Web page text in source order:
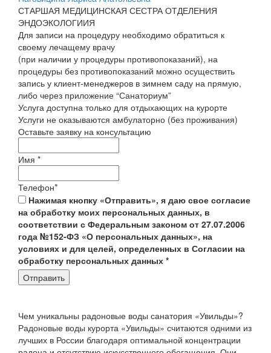
СТАРШАЯ МЕДИЦИНСКАЯ СЕСТРА ОТДЕЛЕНИЯ
ЭНДОЭКОЛОГИИЯ
Для записи на процедуру необходимо обратиться к
своему лечащему врачу
(при наличии у процедуры противопоказаний), на
процедуры без противопоказаний можно осуществить
запись у клиент-менеджеров в зимнем саду на прямую,
либо через приложение “Санаториум”
Услуга доступна только для отдыхающих на курорте
Услуги не оказываются амбулаторно (без проживания)
Оставьте заявку на консультацию
Имя *
Телефон*
Нажимая кнопку «Отправить», я даю свое согласие
на обработку моих персональных данных, в
соответствии с Федеральным законом от 27.07.2006
года №152-ФЗ «О персональных данных», на
условиях и для целей, определенных в Согласии на
обработку персональных данных *
Отправить
Чем уникальны радоновые воды санатория «Увильды»?
Радоновые воды курорта «Увильды» считаются одними из
лучших в России благодаря оптимальной концентрации